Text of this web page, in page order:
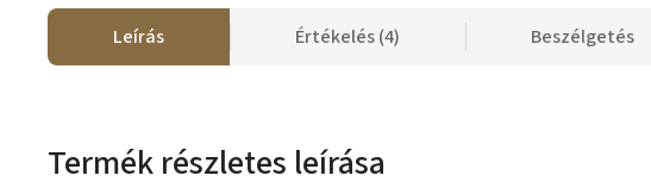
Leírás Értékelés (4) Beszélgetés
Termék részletes leírása